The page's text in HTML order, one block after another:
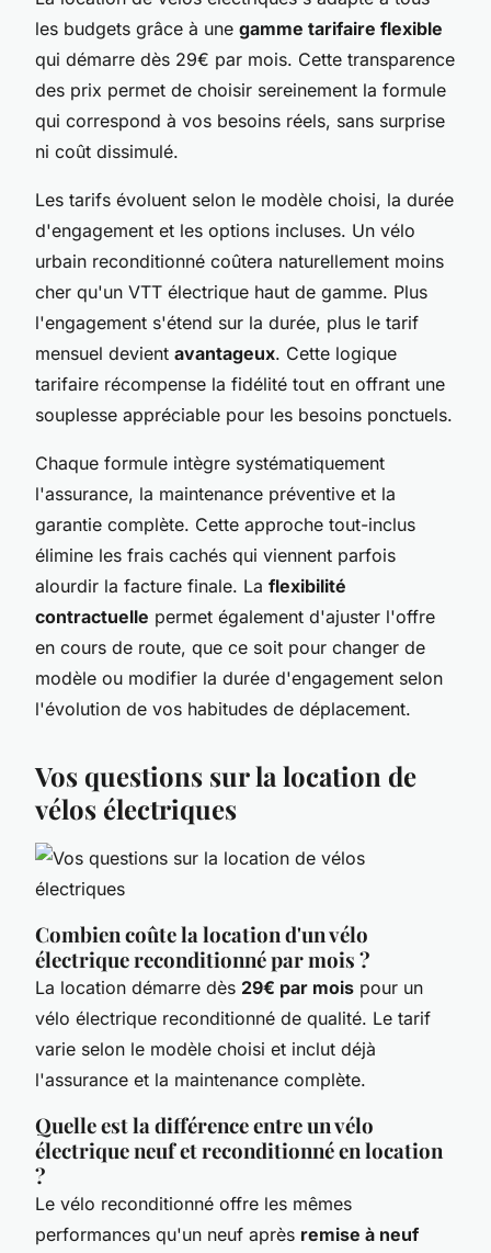
les budgets grâce à une gamme tarifaire flexible
qui démarre dès 29€ par mois. Cette transparence
des prix permet de choisir sereinement la formule
qui correspond à vos besoins réels, sans surprise
ni coût dissimulé.
Les tarifs évoluent selon le modèle choisi, la durée
d'engagement et les options incluses. Un vélo
urbain reconditionné coûtera naturellement moins
cher qu'un VTT électrique haut de gamme. Plus
l'engagement s'étend sur la durée, plus le tarif
mensuel devient avantageux. Cette logique
tarifaire récompense la fidélité tout en offrant une
souplesse appréciable pour les besoins ponctuels.
Chaque formule intègre systématiquement
l'assurance, la maintenance préventive et la
garantie complète. Cette approche tout-inclus
élimine les frais cachés qui viennent parfois
alourdir la facture finale. La flexibilité
contractuelle permet également d'ajuster l'offre
en cours de route, que ce soit pour changer de
modèle ou modifier la durée d'engagement selon
l'évolution de vos habitudes de déplacement.
Vos questions sur la location de
vélos électriques
Combien coûte la location d'un vélo
électrique reconditionné par mois ?
La location démarre dès 29€ par mois pour un
vélo électrique reconditionné de qualité. Le tarif
varie selon le modèle choisi et inclut déjà
l'assurance et la maintenance complète.
Quelle est la différence entre un vélo
électrique neuf et reconditionné en location
?
Le vélo reconditionné offre les mêmes
performances qu'un neuf après remise à neuf